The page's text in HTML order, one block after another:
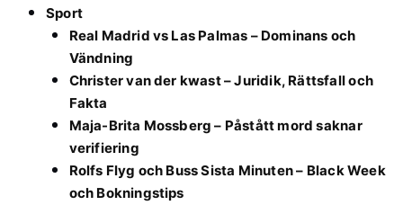
Sport
Real Madrid vs Las Palmas – Dominans och
Vändning
Christer van der kwast – Juridik, Rättsfall och
Fakta
Maja-Brita Mossberg – Påstått mord saknar
verifiering
Rolfs Flyg och Buss Sista Minuten – Black Week
och Bokningstips